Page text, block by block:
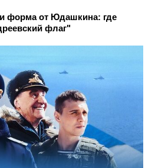
форма от Юдашкина: где
флаг"